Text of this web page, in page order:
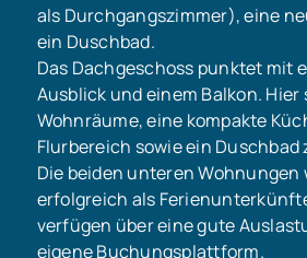
als Durchgangszimmer), eine
ein Duschbad.
Das Dachgeschoss punktet mit
Ausblick und einem Balkon. Hier
Wohnräume, eine kompakte
Flurbereich sowie ein Duschbad
Die beiden unteren Wohnungen
erfolgreich als
verfügen über eine gute
eigene Buchungsplattform.